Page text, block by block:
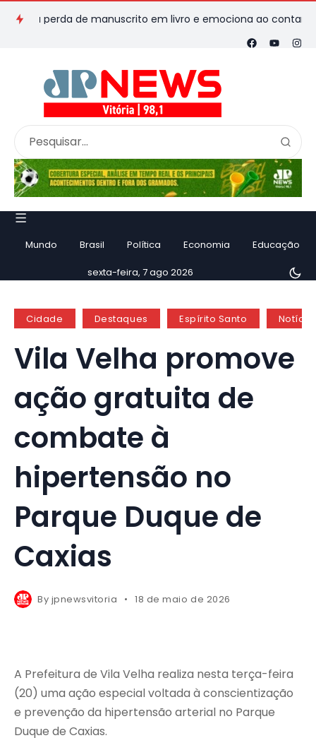
perda de manuscrito em livro e emociona ao contar história
Mundo Brasil Política Economia Educação
sexta-feira, 7 ago 2026
Cidade Destaques Espírito Santo
Vila Velha promove
ação gratuita de
combate à
hipertensão no
Parque Duque de
Caxias
By jpnewsvitoria 18 de maio de 2026
A Prefeitura de Vila Velha realiza nesta terça-feira
(20) uma ação especial voltada à conscientização
e prevenção da hipertensão arterial no Parque
Duque de Caxias.